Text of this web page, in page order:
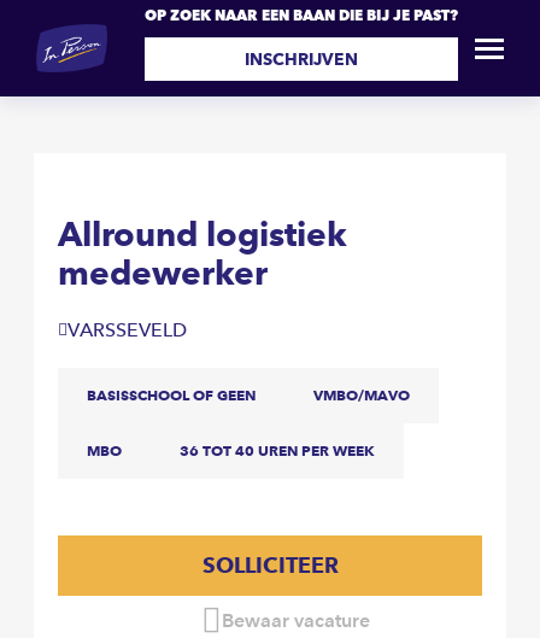
OP ZOEK NAAR EEN BAAN DIE BIJ JE PAST?
INSCHRIJVEN
Allround logistiek
medewerker
VARSSEVELD
BASISSCHOOL OF GEEN VMBO/MAVO
MBO 36 TOT 40 UREN PER WEEK
SOLLICITEER
Bewaar vacature
Allround logistiek
medewerker
SOLLICITEER